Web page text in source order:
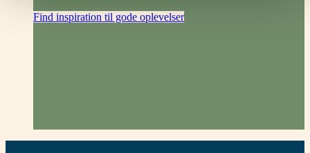
Find inspiration til gode oplevelser